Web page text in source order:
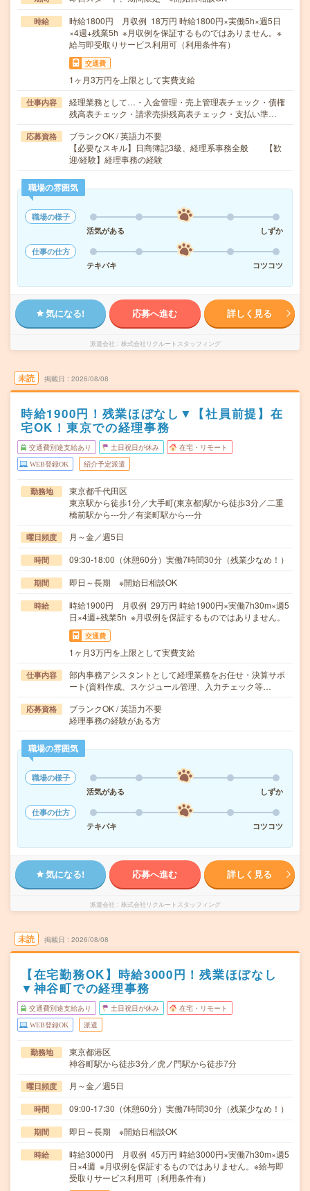
時給
時給1800円 月収例 18万円 時給1800円×実働5h×週5日
×4週+残業5h ※月収例を保証するものではありません。※
給与即受取りサービス利用可（利用条件有）
交通費
1ヶ月3万円を上限として実費支給
仕事内容
経理業務として…・入金管理・売上管理表チェック・債権
残高表チェック・請求売掛残高表チェック・支払い準…
応募資格
ブランクOK / 英語力不要
【必要なスキル】日商簿記3級、経理系事務全般 【歓
迎/経験】経理事務の経験
職場の雰囲気
職場の様子
活気がある
しずか
仕事の仕方
テキパキ
コツコツ
気になる! 応募へ進む 詳しく見る
派遣会社 株式会社リクルートスタッフィング
未読 掲載日 2026/08/08
時給1900円！残業ほぼなし▼【社員前提】在
宅OK！東京での経理事務
交通費別途支給あり 土日祝日が休み 在宅・リモート
WEB登録OK 紹介予定派遣
勤務地
東京都千代田区
東京駅から徒歩1分／大手町(東京都)駅から徒歩3分／二重
橋前駅から---分／有楽町駅から---分
曜日頻度 月～金／週5日
時間 09:30-18:00（休憩60分）実働7時間30分（残業少なめ！）
期間 即日～長期 ※開始日相談OK
時給
時給1900円 月収例 29万円 時給1900円×実働7h30m×週5
日×4週+残業5h ※月収例を保証するものではありません。
交通費
1ヶ月3万円を上限として実費支給
仕事内容
部内事務アシスタントとして経理業務をお任せ・決算サポ
ート(資料作成、スケジュール管理、入力チェック等…
応募資格
ブランクOK / 英語力不要
経理事務の経験がある方
職場の雰囲気
職場の様子
活気がある
しずか
仕事の仕方
テキパキ
コツコツ
気になる! 応募へ進む 詳しく見る
派遣会社 株式会社リクルートスタッフィング
未読 掲載日 2026/08/08
【在宅勤務OK】時給3000円！残業ほぼなし
▼神谷町での経理事務
交通費別途支給あり 土日祝日が休み 在宅・リモート
WEB登録OK 派遣
勤務地
東京都港区
神谷町駅から徒歩3分／虎ノ門駅から徒歩7分
曜日頻度 月～金／週5日
時間 09:00-17:30（休憩60分）実働7時間30分（残業少なめ！）
期間 即日～長期 ※開始日相談OK
時給
時給3000円 月収例 45万円 時給3000円×実働7h30m×週5
日×4週 ※月収例を保証するものではありません。※給与即
受取りサービス利用可（利用条件有）